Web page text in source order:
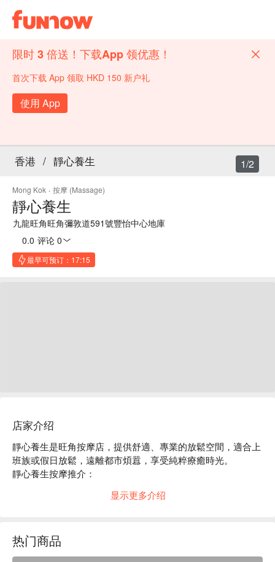
限时 3 倍送！下载App 领优惠！
首次下载 App 领取 HKD 150 新户礼
使用 App
香港 / 靜心養生
Mong Kok · 按摩 (Massage)
靜心養生
九龍旺角旺角彌敦道591號豐怡中心地庫
0.0 评论 0
最早可预订：17:15
1/2
店家介绍
靜心養生是旺角按摩店，提供舒適、專業的放鬆空間，適合上
班族或假日放鬆，遠離都市煩囂，享受純粹療癒時光。
靜心養生按摩推介：
b. 新店開幕，環境乾淨整潔，師傅專業，服務貼心，讓你全程
显示更多介绍
热门商品